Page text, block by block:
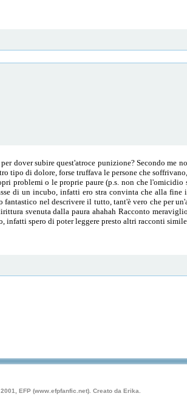
dover subire quest'atroce punizione? Secondo me
tipo di dolore, forse truffava le persone che
problemi o le proprie paure (p.s. non che l'omicidio
di un incubo, infatti ero stra convinta che alla fine
nel descrivere il tutto, tant'è vero che per
svenuta dalla paura ahahah Racconto
infatti spero di poter leggere presto altri racconti
EFP (www.efpfanfic.net). Creato da Erika.